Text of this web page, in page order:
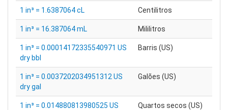
1 in³ = 1.6387064 cL Centilitros
1 in³ = 16.387064 mL Mililitros
1 in³ = 0.00014172335540971 US
dry bbl
Barris (US)
1 in³ = 0.0037202034951312 US
dry gal
Galões (US)
1 in³ = 0.014880813980525 US
Quartos secos (US)